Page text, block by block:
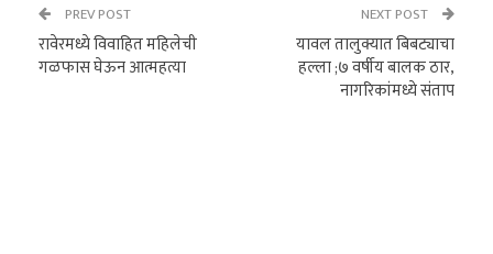
PREV POST
रावेरमध्ये विवाहित महिलेची
गळफास घेऊन आत्महत्या
NEXT POST
यावल तालुक्यात बिबट्याचा
हल्ला ;७ वर्षीय बालक ठार,
नागरिकांमध्ये संताप